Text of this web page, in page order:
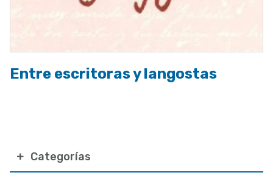
Categorías
Entre escritoras y langostas